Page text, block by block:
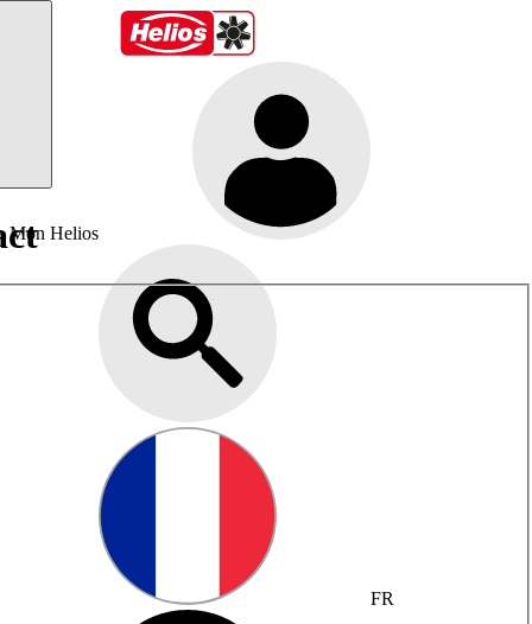
Mon Helios
FR